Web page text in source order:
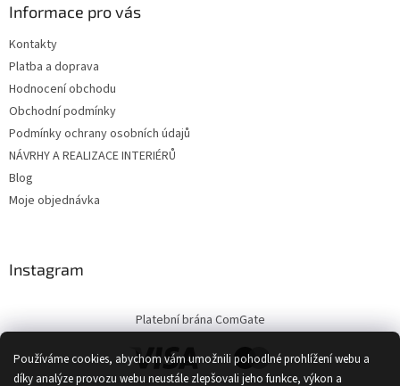
Používáme cookies, abychom vám umožnili pohodlné prohlížení webu a
díky analýze provozu webu neustále zlepšovali jeho funkce, výkon a
Informace pro vás
Kontakty
Platba a doprava
Hodnocení obchodu
Obchodní podmínky
Podmínky ochrany osobních údajů
NÁVRHY A REALIZACE INTERIÉRŮ
Blog
Moje objednávka
Instagram
Platební brána ComGate